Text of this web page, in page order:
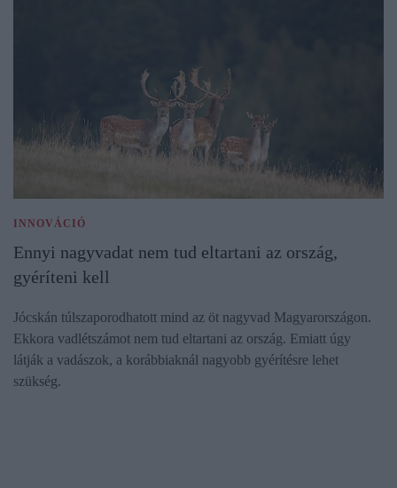
INNOVÁCIÓ
Ennyi nagyvadat nem tud eltartani az ország,
gyéríteni kell
Jócskán túlszaporodhatott mind az öt nagyvad Magyarországon.
Ekkora vadlétszámot nem tud eltartani az ország. Emiatt úgy
látják a vadászok, a korábbiaknál nagyobb gyérítésre lehet
szükség.